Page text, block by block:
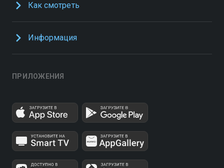
Как смотреть
Информация
ПРИЛОЖЕНИЯ